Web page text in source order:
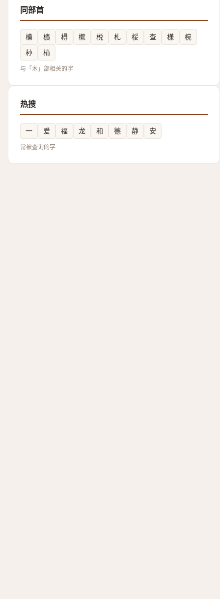
同部首
㰛 櫎 棏 樕 棁 札 桵 查 様
椀
㭂
橨
与「木」部相关的字
热搜
一 爱 福 龙 和 德 静 安
常被查询的字